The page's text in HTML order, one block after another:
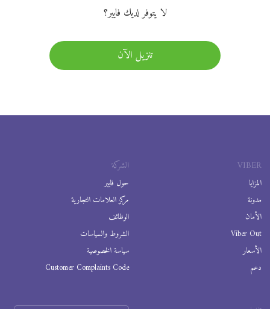
لا يتوفر لديك فايبر؟
تنزيل الآن
VIBER
المزايا
مدونة
الأمان
Viber Out
الأسعار
دعم
الشركة
حول فايبر
مركز العلامات التجارية
الوظائف
الشروط والسياسات
سياسة الخصوصية
Customer Complaints Code